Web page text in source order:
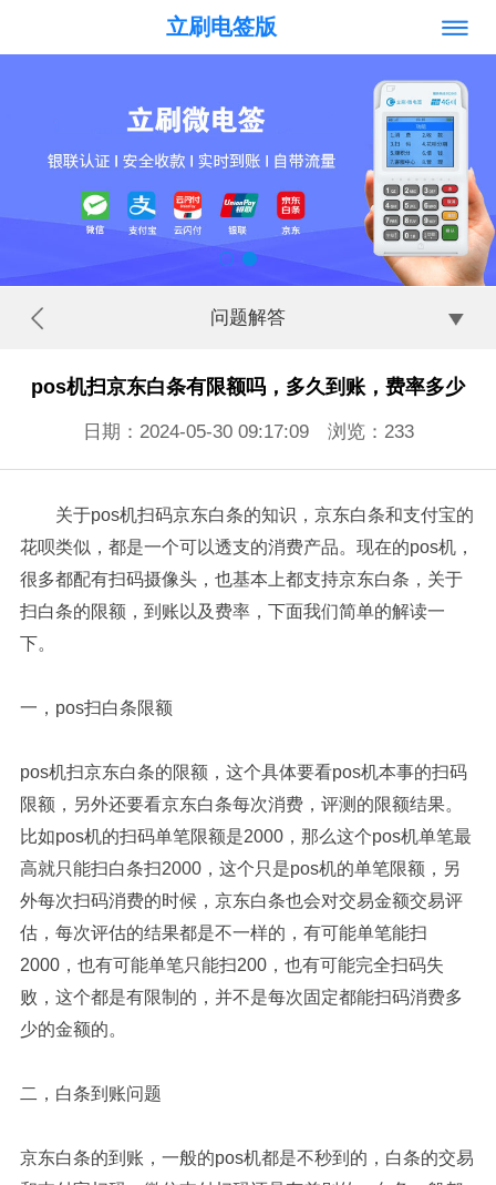
立刷电签版
问题解答
pos机扫京东白条有限额吗，多久到账，费率多少
日期：2024-05-30 09:17:09 浏览： 233
关于pos机扫码京东白条的知识，京东白条和支付宝的
花呗类似，都是一个可以透支的消费产品。现在的pos机，
很多都配有扫码摄像头，也基本上都支持京东白条，关于
扫白条的限额，到账以及费率，下面我们简单的解读一
下。
一，pos扫白条限额
pos机扫京东白条的限额，这个具体要看pos机本事的扫码
限额，另外还要看京东白条每次消费，评测的限额结果。
比如pos机的扫码单笔限额是2000，那么这个pos机单笔最
高就只能扫白条扫2000，这个只是pos机的单笔限额，另
外每次扫码消费的时候，京东白条也会对交易金额交易评
估，每次评估的结果都是不一样的，有可能单笔能扫
2000，也有可能单笔只能扫200，也有可能完全扫码失
败，这个都是有限制的，并不是每次固定都能扫码消费多
少的金额的。
二，白条到账问题
京东白条的到账，一般的pos机都是不秒到的，白条的交易